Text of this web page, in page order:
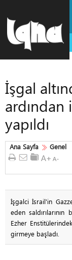
İşgal
ardından
yapıldı
Ana Sayfa Genel
İşgalci İsrail'in
eden
Ezher
girmeye başladı.